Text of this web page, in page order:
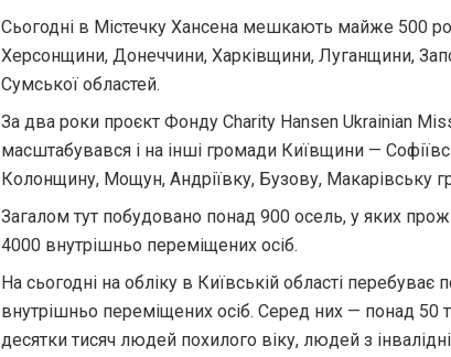
Сьогодні в Містечку Хансена мешкають майже 500
Херсонщини, Донеччини, Харківщини, Луганщини,
Сумської областей.
За два роки проєкт Фонду Charity Hansen Ukrainian
масштабувався і на інші громади Київщини —
Колонщину, Мощун, Андріївку, Бузову, Макарівську
Загалом тут побудовано понад 900 осель, у яких
4000 внутрішньо переміщених осіб.
На сьогодні на обліку в Київській області перебуває
внутрішньо переміщених осіб. Серед них — понад 50
десятки тисяч людей похилого віку, людей з